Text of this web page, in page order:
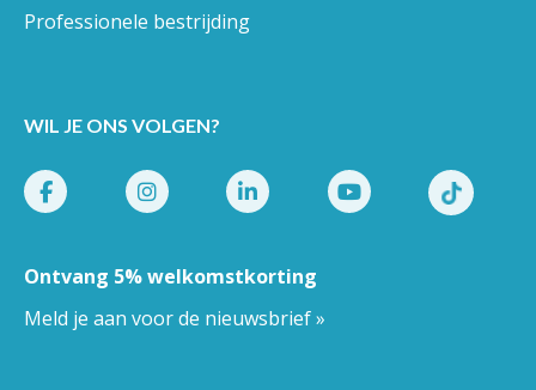
Professionele bestrijding
WIL JE ONS VOLGEN?
Ontvang 5% welkomstkorting
Meld je aan voor de nieuwsbrief »